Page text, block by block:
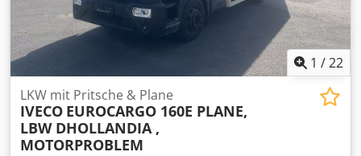
1 /22
LKW mit Pritsche & Plane
IVECO EUROCARGO 160E PLANE,
LBW DHOLLANDIA ,
MOTORPROBLEM